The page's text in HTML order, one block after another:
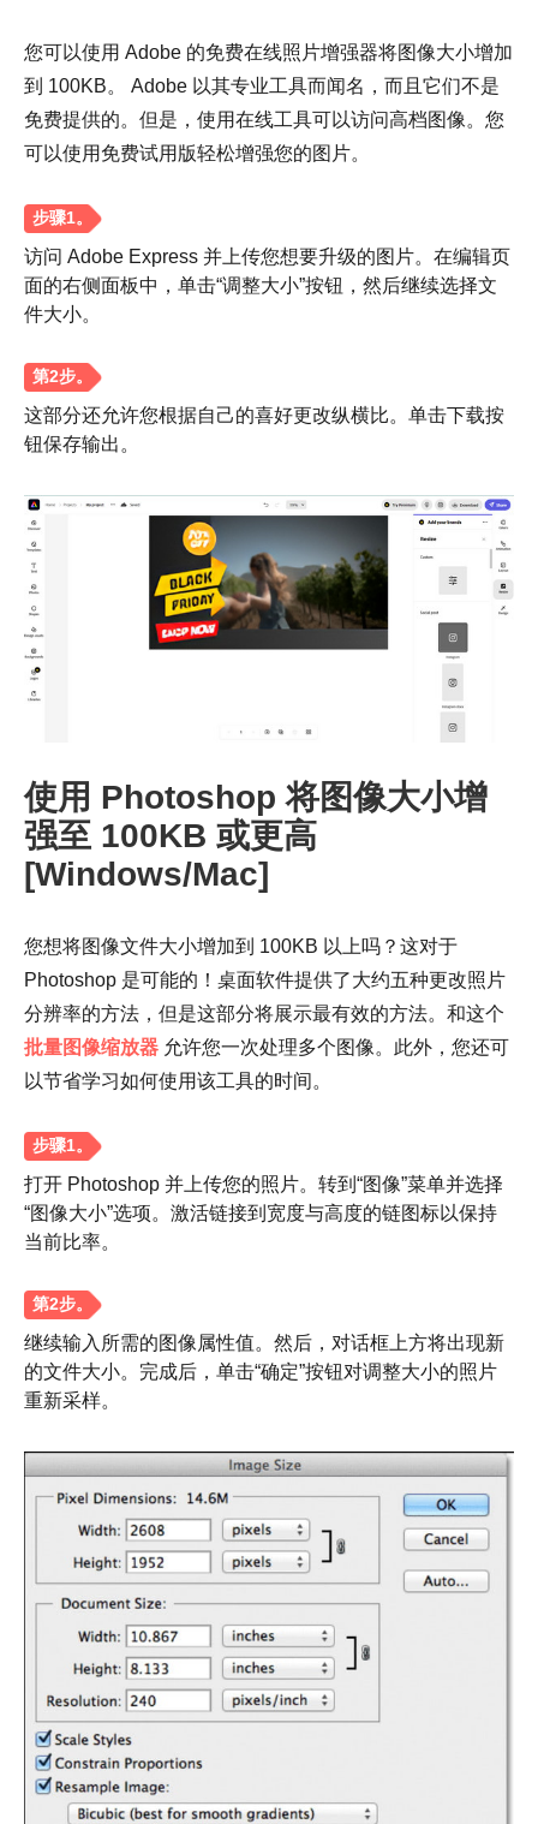
第2步。
您可以使用 Adobe 的免费在线照片增强器将图像大小增加
到 100KB。 Adobe 以其专业工具而闻名，而且它们不是
免费提供的。但是，使用在线工具可以访问高档图像。您
可以使用免费试用版轻松增强您的图片。
步骤1。
访问 Adobe Express 并上传您想要升级的图片。在编辑页
面的右侧面板中，单击“调整大小”按钮，然后继续选择文
件大小。
第2步。
这部分还允许您根据自己的喜好更改纵横比。单击下载按
钮保存输出。
使用 Photoshop 将图像大小增
强至 100KB 或更高
[Windows/Mac]
您想将图像文件大小增加到 100KB 以上吗？这对于
Photoshop 是可能的！桌面软件提供了大约五种更改照片
分辨率的方法，但是这部分将展示最有效的方法。和这个
批量图像缩放器 允许您一次处理多个图像。此外，您还可
以节省学习如何使用该工具的时间。
打开 Photoshop 并上传您的照片。转到“图像”菜单并选择
“图像大小”选项。激活链接到宽度与高度的链图标以保持
当前比率。
继续输入所需的图像属性值。然后，对话框上方将出现新
的文件大小。完成后，单击“确定”按钮对调整大小的照片
重新采样。